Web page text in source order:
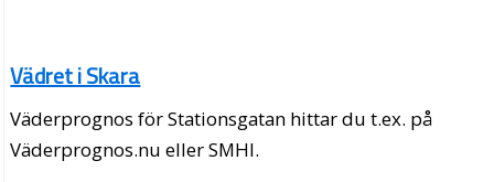
Vädret i Skara
Väderprognos för Stationsgatan hittar du t.ex. på
Väderprognos.nu eller SMHI.